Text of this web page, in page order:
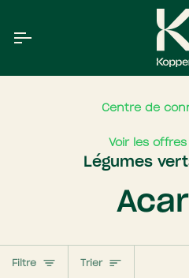
contenu
Centre de
Voir les
Légumes
Filtre Trier
Trier